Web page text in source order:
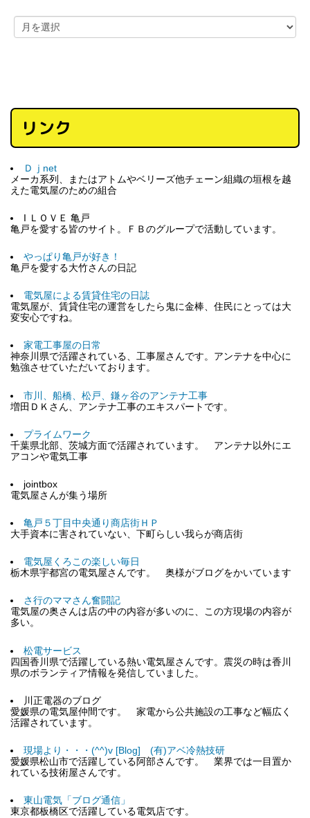
リンク
Ｄｊnet
メーカ系列、またはアトムやベリーズ他チェーン組織の垣根を越
えた電気屋のための組合
I ＬＯＶＥ 亀戸
亀戸を愛する皆のサイト。ＦＢのグループで活動しています。
やっぱり亀戸が好き！
亀戸を愛する大竹さんの日記
電気屋による賃貸住宅の日誌
電気屋が、賃貸住宅の運営をしたら鬼に金棒、住民にとっては大
変安心ですね。
家電工事屋の日常
神奈川県で活躍されている、工事屋さんです。アンテナを中心に
勉強させていただいております。
市川、船橋、松戸、鎌ヶ谷のアンテナ工事
増田ＤＫさん、アンテナ工事のエキスパートです。
プライムワーク
千葉県北部、茨城方面で活躍されています。 アンテナ以外にエ
アコンや電気工事
jointbox
電気屋さんが集う場所
亀戸５丁目中央通り商店街ＨＰ
大手資本に害されていない、下町らしい我らが商店街
電気屋くろこの楽しい毎日
栃木県宇都宮の電気屋さんです。 奥様がブログをかいています
さ行のママさん奮闘記
電気屋の奥さんは店の中の内容が多いのに、この方現場の内容が
多い。
松電サービス
四国香川県で活躍している熱い電気屋さんです。震災の時は香川
県のボランティア情報を発信していました。
川正電器のブログ
愛媛県の電気屋仲間です。 家電から公共施設の工事など幅広く
活躍されています。
現場より・・・(^^)v [Blog] (有)アベ冷熱技研
愛媛県松山市で活躍している阿部さんです。 業界では一目置か
れている技術屋さんです。
東山電気「ブログ通信」
東京都板橋区で活躍している電気店です。